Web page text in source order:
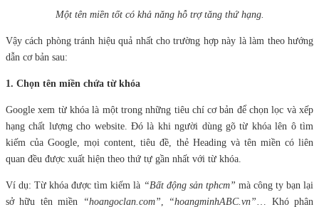
Một tên miền tốt có khả năng hỗ trợ tăng thứ hạng.
Vậy cách phòng tránh hiệu quả nhất cho trường hợp này là làm theo hướng
dẫn cơ bản sau:
1. Chọn tên miền chứa từ khóa
Google xem từ khóa là một trong những tiêu chí cơ bản để chọn lọc và xếp
hạng chất lượng cho website. Đó là khi người dùng gõ từ khóa lên ô tìm
kiếm của Google, mọi content, tiêu đề, thẻ Heading và tên miền có liên
quan đều được xuất hiện theo thứ tự gần nhất với từ khóa.
Ví dụ: Từ khóa được tìm kiếm là “Bất động sản tphcm” mà công ty bạn lại
sở hữu tên miền
“hoangoclan.com”, “hoangminhABC.vn”… Khó phân